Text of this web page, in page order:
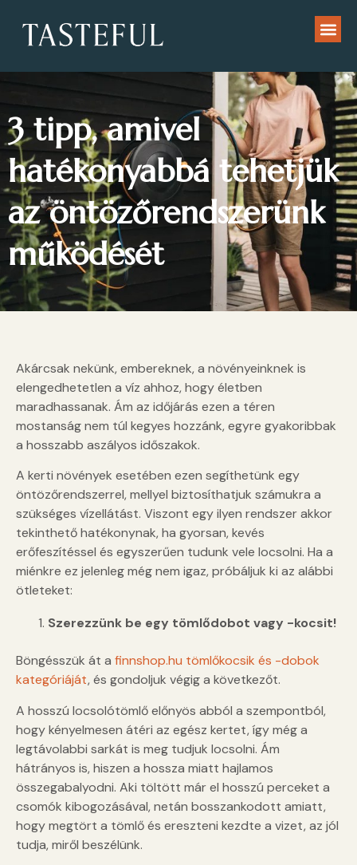
3 tipp, amivel
hatékonyabbá tehetjük
az öntözőrendszerünk
működését
Akárcsak nekünk, embereknek, a növényeinknek is
elengedhetetlen a víz ahhoz, hogy életben
maradhassanak. Ám az időjárás ezen a téren
mostanság nem túl kegyes hozzánk, egyre gyakoribbak
a hosszabb aszályos időszakok.
A kerti növények esetében ezen segíthetünk egy
öntözőrendszerrel, mellyel biztosíthatjuk számukra a
szükséges vízellátást. Viszont egy ilyen rendszer akkor
tekinthető hatékonynak, ha gyorsan, kevés
erőfeszítéssel és egyszerűen tudunk vele locsolni. Ha a
miénkre ez jelenleg még nem igaz, próbáljuk ki az alábbi
ötleteket:
Szerezzünk be egy tömlődobot vagy -kocsit!
Böngésszük át a finnshop.hu tömlőkocsik és -dobok
kategóriáját, és gondoljuk végig a következőt.
A hosszú locsolótömlő előnyös abból a szempontból,
hogy kényelmesen átéri az egész kertet, így még a
legtávolabbi sarkát is meg tudjuk locsolni. Ám
hátrányos is, hiszen a hossza miatt hajlamos
összegabalyodni. Aki töltött már el hosszú perceket a
csomók kibogozásával, netán bosszankodott amiatt,
hogy megtört a tömlő és ereszteni kezdte a vizet, az jól
tudja, miről beszélünk.